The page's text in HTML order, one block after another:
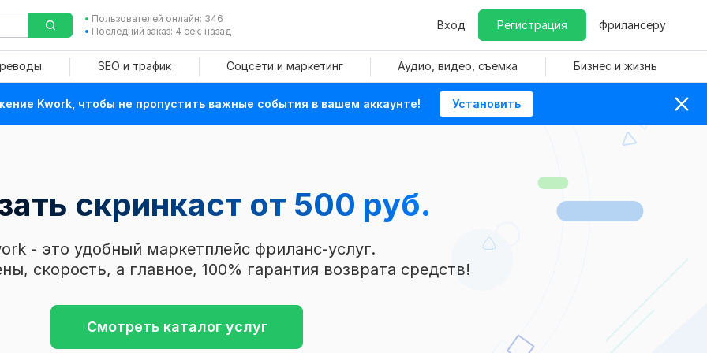
Пользователей онлайн: 346
Последний заказ: 4 сек. назад
Вход Регистрация Фрилансеру
SEO и трафик Соцсети и маркетинг Аудио, видео, съемка Бизнес и жизнь
Kwork, чтобы не пропустить важные события в вашем аккаунте! Установить
скринкаст от 500 руб.
- это удобный маркетплейс фриланс-услуг.
скорость, а главное, 100% гарантия возврата средств!
Смотреть каталог услуг